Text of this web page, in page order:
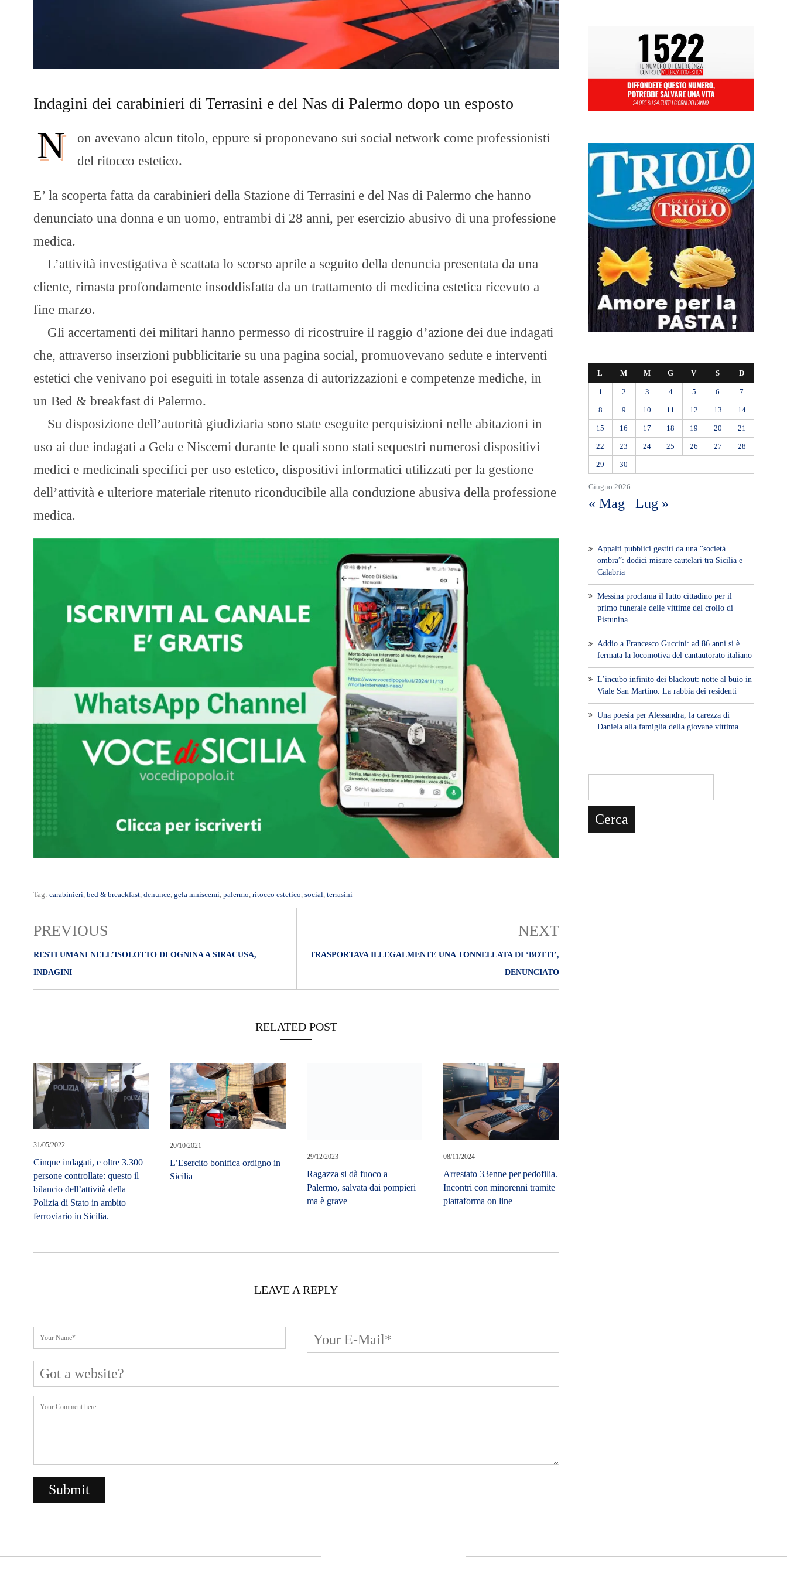
O
A
E
o
T
N
Indagini dei carabinieri di Terrasini e del Nas di Palermo dopo un esposto
N
on avevano alcun titolo, eppure si proponevano sui social network come professionisti
del ritocco estetico.
E’ la scoperta fatta da carabinieri della Stazione di Terrasini e del Nas di Palermo che hanno
denunciato una donna e un uomo, entrambi di 28 anni, per esercizio abusivo di una professione
medica.
L’attività investigativa è scattata lo scorso aprile a seguito della denuncia presentata da una
cliente, rimasta profondamente insoddisfatta da un trattamento di medicina estetica ricevuto a
fine marzo.
Gli accertamenti dei militari hanno permesso di ricostruire il raggio d’azione dei due indagati
che, attraverso inserzioni pubblicitarie su una pagina social, promuovevano sedute e interventi
estetici che venivano poi eseguiti in totale assenza di autorizzazioni e competenze mediche, in
un Bed & breakfast di Palermo.
Su disposizione dell’autorità giudiziaria sono state eseguite perquisizioni nelle abitazioni in
uso ai due indagati a Gela e Niscemi durante le quali sono stati sequestri numerosi dispositivi
medici e medicinali specifici per uso estetico, dispositivi informatici utilizzati per la gestione
dell’attività e ulteriore materiale ritenuto riconducibile alla conduzione abusiva della professione
medica.
Tag: carabinieri bed & breackfast denunce gela mniscemi palermo ritocco estetico social terrasini
PREVIOUS
RESTI UMANI NELL’ISOLOTTO DI OGNINA A SIRACUSA,
INDAGINI
NEXT
TRASPORTAVA ILLEGALMENTE UNA TONNELLATA DI ‘BOTTI’,
DENUNCIATO
RELATED POST
31/05/2022
Cinque indagati, e oltre 3.300
persone controllate: questo il
bilancio dell’attività della
Polizia di Stato in ambito
ferroviario in Sicilia.
20/10/2021
L’Esercito bonifica ordigno in
Sicilia
29/12/2023
Ragazza si dà fuoco a
Palermo, salvata dai pompieri
ma è grave
08/11/2024
Arrestato 33enne per pedofilia.
Incontri con minorenni tramite
piattaforma on line
LEAVE A REPLY
Giugno 2026
L M M G V S D
1 2 3 4 5 6 7
8 9 10 11 12 13 14
15 16 17 18 19 20 21
22 23 24 25 26 27 28
29 30
« Mag Lug »
Appalti pubblici gestiti da una “società
ombra”: dodici misure cautelari tra Sicilia e
Calabria
Messina proclama il lutto cittadino per il
primo funerale delle vittime del crollo di
Pistunina
Addio a Francesco Guccini: ad 86 anni si è
fermata la locomotiva del cantautorato italiano
L’incubo infinito dei blackout: notte al buio in
Viale San Martino. La rabbia dei residenti
Una poesia per Alessandra, la carezza di
Daniela alla famiglia della giovane vittima